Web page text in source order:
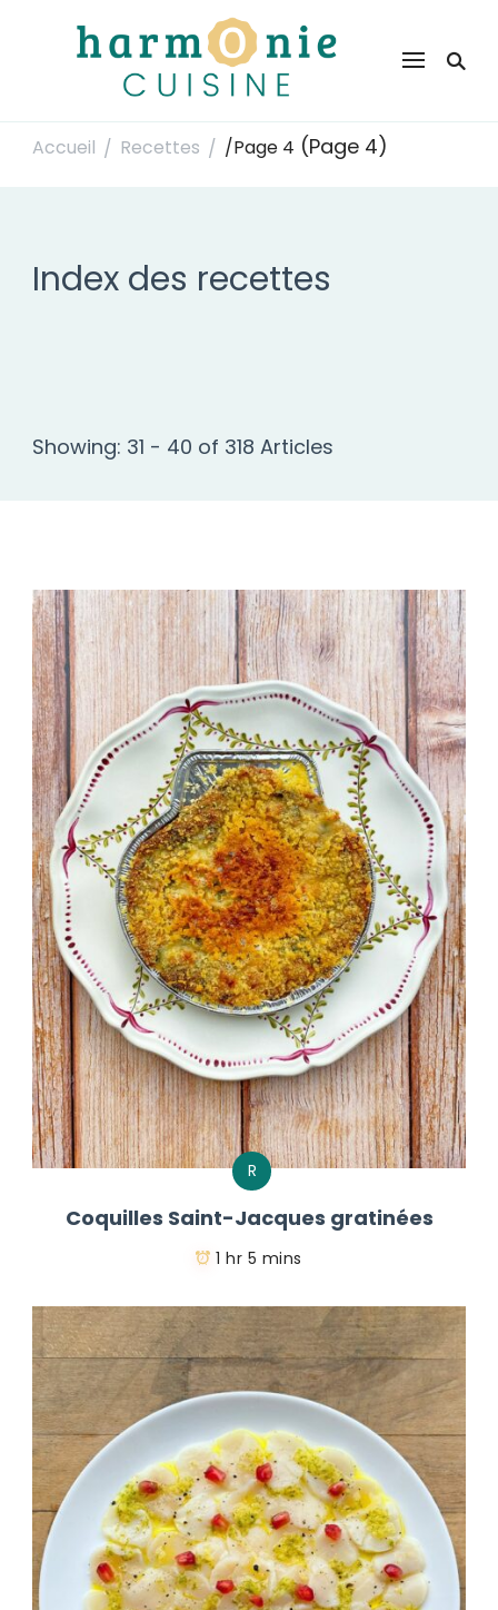
Harmonie Cuisine
Accueil / Recettes / /Page 4 (Page 4)
Index des recettes
Showing: 31 - 40 of 318 Articles
R
Coquilles Saint-Jacques gratinées
1 hr 5 mins